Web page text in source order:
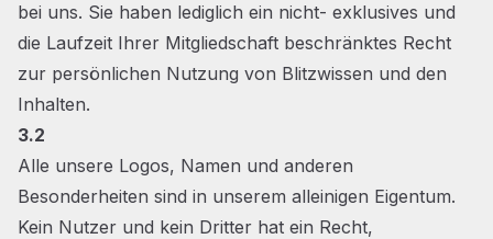
bei uns. Sie haben lediglich ein nicht- exklusives und
die Laufzeit Ihrer Mitgliedschaft beschränktes Recht
zur persönlichen Nutzung von Blitzwissen und den
Inhalten.
3.2
Alle unsere Logos, Namen und anderen
Besonderheiten sind in unserem alleinigen Eigentum.
Kein Nutzer und kein Dritter hat ein Recht,